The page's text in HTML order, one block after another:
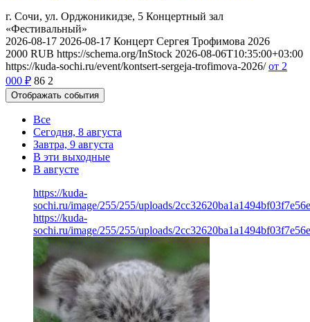
г. Сочи, ул. Орджоникидзе, 5 Концертный зал
«Фестивальный»
2026-08-17 2026-08-17 Концерт Сергея Трофимова 2026
2000 RUB https://schema.org/InStock 2026-08-06T10:35:00+03:00
https://kuda-sochi.ru/event/kontsert-sergeja-trofimova-2026/ от 2
000 ₽ 86 2
Отображать события
Все
Сегодня, 8 августа
Завтра, 9 августа
В эти выходные
В августе
https://kuda-
sochi.ru/image/255/255/uploads/
https://kuda-
sochi.ru/image/255/255/uploads/